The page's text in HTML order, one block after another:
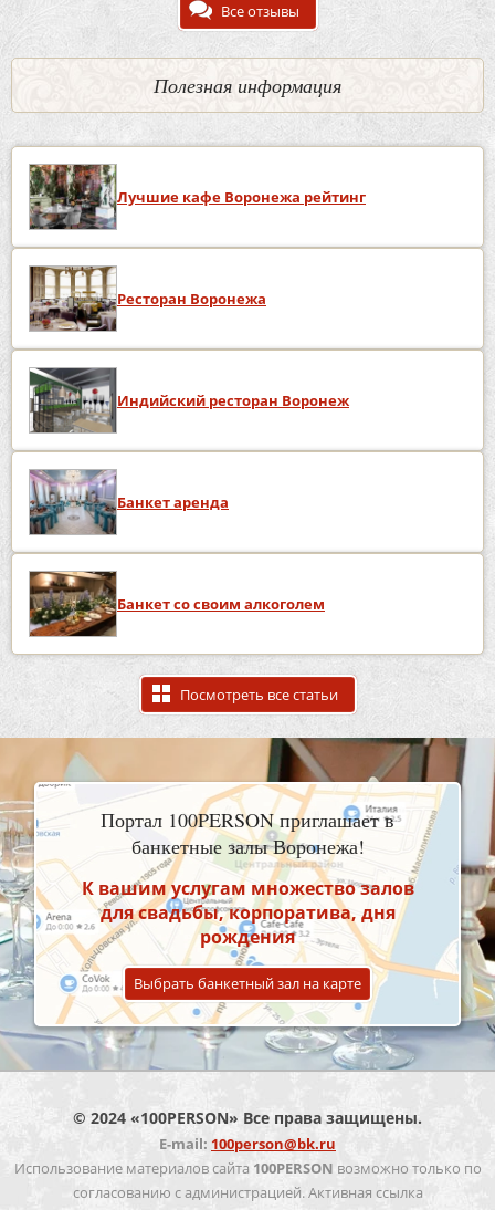
Все отзывы
Полезная информация
Лучшие кафе Воронежа рейтинг
Ресторан Воронежа
Индийский ресторан Воронеж
Банкет аренда
Банкет со своим алкоголем
Посмотреть все статьи
Портал 100PERSON приглашает в
банкетные залы Воронежа!
К вашим услугам множество залов
для свадьбы, корпоратива, дня
рождения
Выбрать банкетный зал на карте
© 2024 «100PERSON» Все права защищены.
E-mail: 100person@bk.ru
Использование материалов сайта 100PERSON возможно только по
согласованию с администрацией. Активная ссылка